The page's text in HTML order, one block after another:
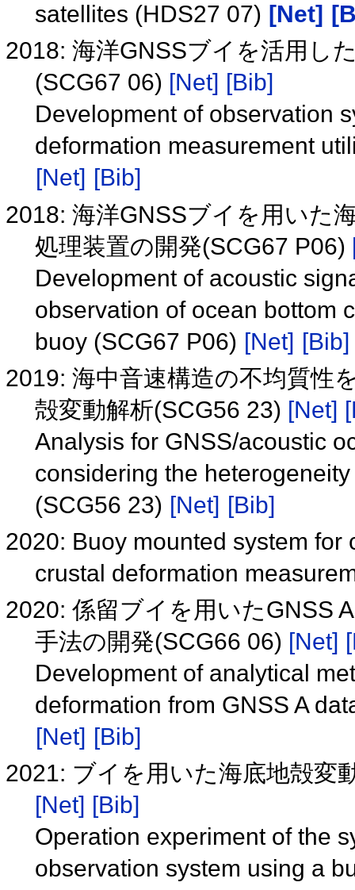
satellites (HDS27 07) [Net]
2018: 海洋GNSSブイを活用し
(SCG67 06) [Net] [Bib]
Development of observation
deformation measurement
[Net] [Bib]
2018: 海洋GNSSブイを用いた
処理装置の開発(SCG67 P06)
Development of acoustic
observation of ocean bottom
buoy (SCG67 P06) [Net] [Bib]
2019: 海中音速構造の不均質性
殻変動解析(SCG56 23) [Net]
Analysis for GNSS/acoustic
considering the
(SCG56 23) [Net] [Bib]
2020: Buoy mounted system
crustal deformation
2020: 係留ブイを用いたGNSS
手法の開発(SCG66 06) [Net]
Development of analytical
deformation from GNSS A
[Net] [Bib]
2021: ブイを用いた海底地殻変
[Net] [Bib]
Operation experiment of the
observation system using a